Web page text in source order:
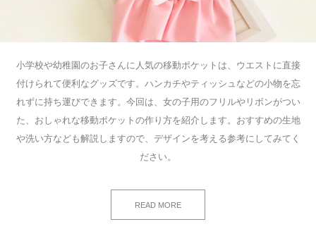
小学校や幼稚園のお子さんに人気の移動ポケットは、ウエストに直接
付けられて便利なグッズです。ハンカチやティッシュなどの小物を忘
れずに持ち運びできます。今回は、女の子用のフリルやリボンがつい
た、おしゃれな移動ポケットの作り方を紹介します。おすすめの生地
や洗い方なども解説しますので、デザインを考える参考にしてみてく
ださい。
READ MORE